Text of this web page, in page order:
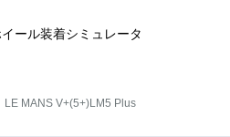
イール装着シミュレータ
LE MANS V+(5+)LM5 Plus